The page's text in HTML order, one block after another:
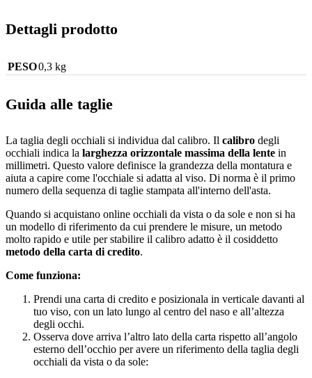
Dettagli prodotto
PESO0,3 kg
Guida alle taglie
La taglia degli occhiali si individua dal calibro. Il calibro degli
occhiali indica la larghezza orizzontale massima della lente in
millimetri. Questo valore definisce la grandezza della montatura e
aiuta a capire come l'occhiale si adatta al viso. Di norma è il primo
numero della sequenza di taglie stampata all'interno dell'asta.
Quando si acquistano online occhiali da vista o da sole e non si ha
un modello di riferimento da cui prendere le misure, un metodo
molto rapido e utile per stabilire il calibro adatto è il cosiddetto
metodo della carta di credito.
Come funziona:
Prendi una carta di credito e posizionala in verticale davanti al
tuo viso, con un lato lungo al centro del naso e all’altezza
degli occhi.
Osserva dove arriva l’altro lato della carta rispetto all’angolo
esterno dell’occhio per avere un riferimento della taglia degli
occhiali da vista o da sole: